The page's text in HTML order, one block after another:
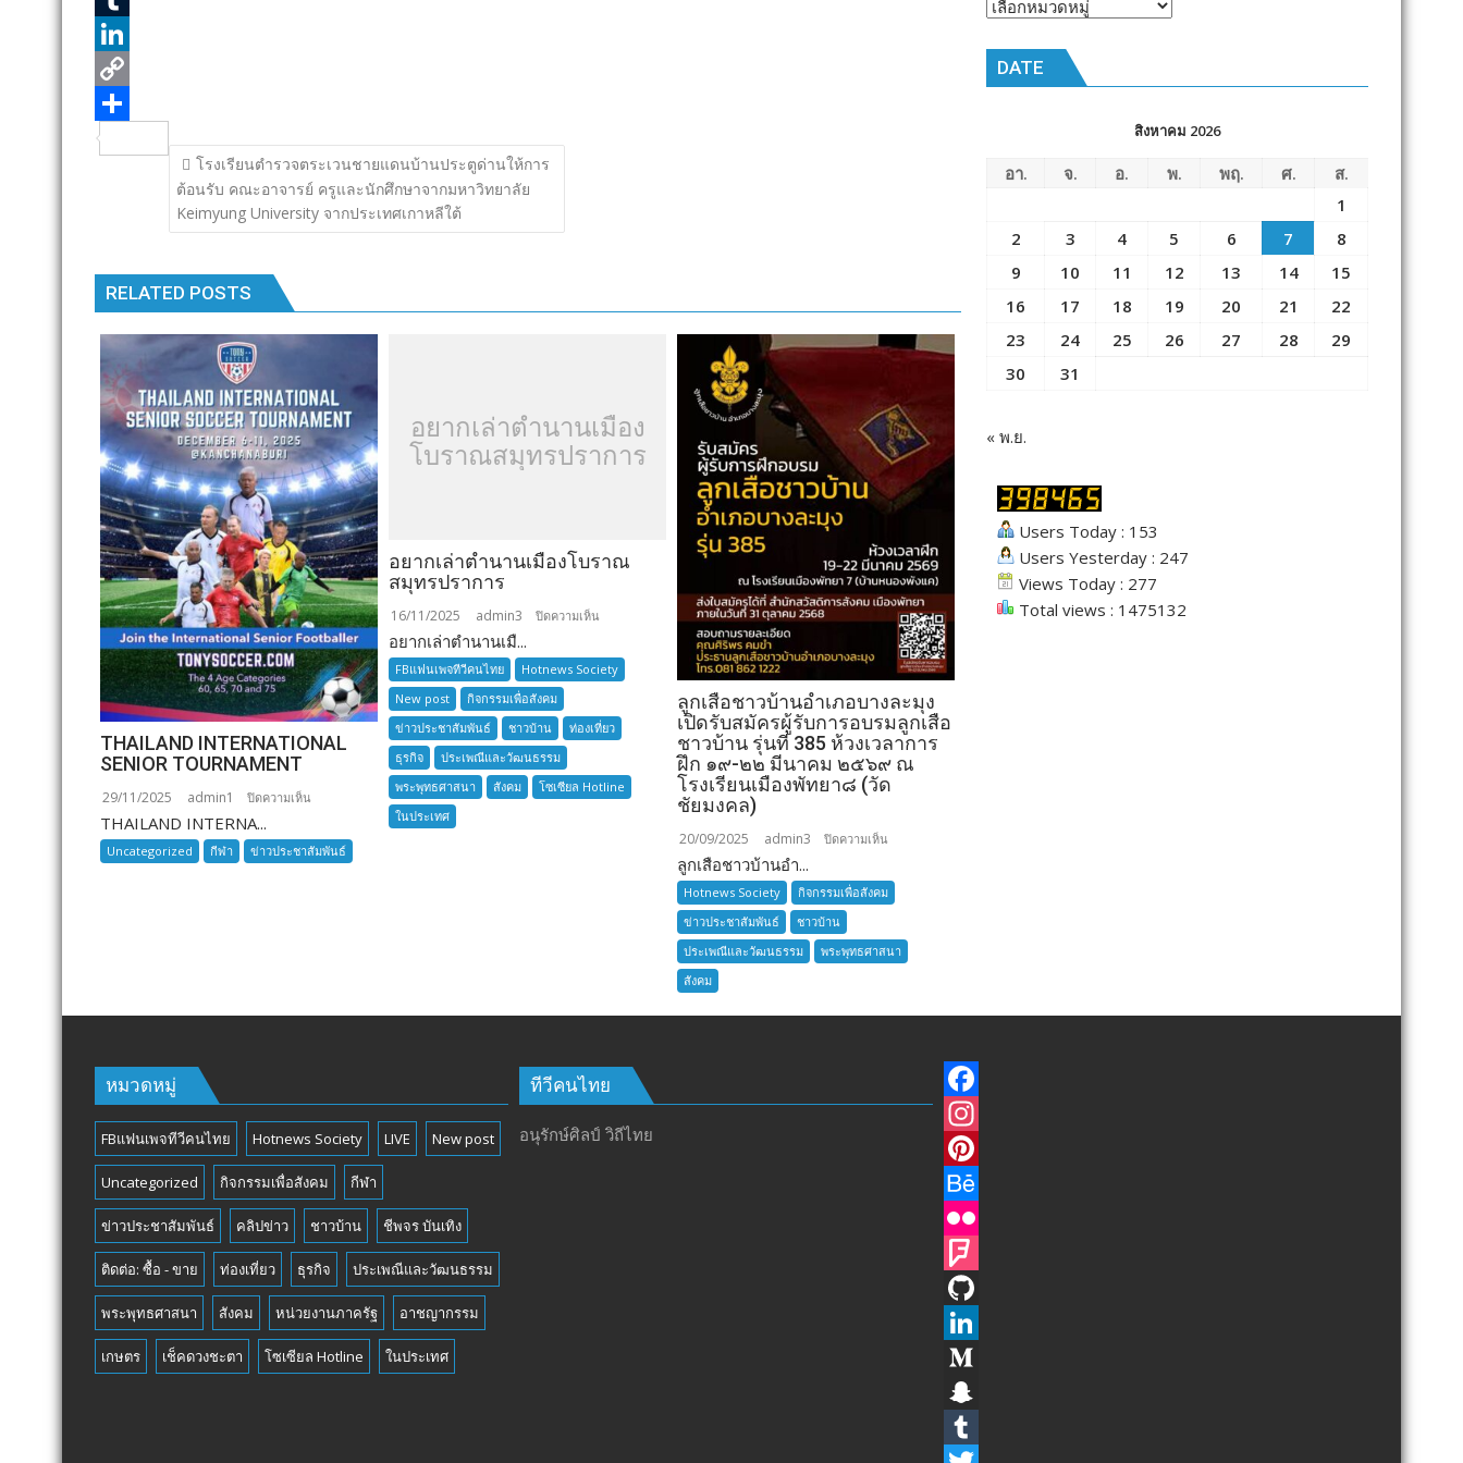
nne
b
o
o
t
e
n
e
T
u
m
b
L
n
I
n
C
o
i
n
k
e
แนะแนว
เรื่อง
โรงเรียนตำรวจตระเวนชายแดนบ้านประตูด่านให้การ
ต้อนรับ คณะอาจารย์ ครูและนักศึกษาจากมหาวิทยาลัย
Keimyung University จากประเทศเกาหลีใต้
RELATED POSTS
THAILAND INTERNATIONAL
SENIOR TOURNAMENT
29/11/2025 admin1 ปิดความเห็น
INTERNATIONAL
SENIOR
THAILAND INTERNA...
Uncategorized กีฬา ข่าวประชาสัมพันธ์
อยากเล่าตำนานเมือง
โบราณสมุทรปราการ
อยากเล่าตำนานเมืองโบราณ
สมุทรปราการ
16/11/2025 admin3 ปิดความเห็น
เล่า
ตำนาน
โบราณ
อยากเล่าตำนานเมื...
FBแฟนเพจทีวีคนไทย
Hotnews Society
New post
กิจกรรมเพื่อสังคม
ข่าวประชาสัมพันธ์
ชาวบ้าน
ท่องเที่ยว
ธุรกิจ
ประเพณีและวัฒนธรรม
พระพุทธศาสนา
สังคม
โซเซียล Hotline
ในประเทศ
ลูกเสือชาวบ้านอำเภอบางละมุง
เปิดรับสมัครผู้รับการอบรมลูกเสือ
ชาวบ้าน รุ่นที่ 385 ห้วงเวลาการ
ฝึก ๑๙-๒๒ มีนาคม ๒๕๖๙ ณ
โรงเรียนเมืองพัทยา๘ (วัด
ชัยมงคล)
20/09/2025 admin3 ปิดความเห็น
เสือ
ชาว
อำเภอ
การ
ลูกเสือชาวบ้านอำ...
Hotnews Society
กิจกรรมเพื่อสังคม
ข่าวประชาสัมพันธ์
ชาวบ้าน
ประเพณีและวัฒนธรรม
พระพุทธศาสนา
สังคม
DATE
สิงหาคม 2026
อา. จ. อ. พ. พฤ. ศ.
ส.
1
2
3 4 5 6 7
8
9
10 11 12 13 14
15
16
17 18 19 20 21
22
23
24 25 26 27 28
29
30
31
« พ.ย.
Users Today : 153
Users Yesterday : 247
Views Today : 277
Total views : 1475132
หมวดหมู่
FBแฟนเพจทีวีคนไทย Hotnews Society LIVE New post
Uncategorized กิจกรรมเพื่อสังคม กีฬา
ข่าวประชาสัมพันธ์ คลิปข่าว ชาวบ้าน ชีพจร บันเทิง
ติดต่อ: ซื้อ - ขาย ท่องเที่ยว ธุรกิจ ประเพณีและวัฒนธรรม
พระพุทธศาสนา สังคม หน่วยงานภาครัฐ อาชญากรรม
เกษตร เช็คดวงชะตา โซเซียล Hotline ในประเทศ
ทีวีคนไทย
อนุรักษ์ศิลป์ วิถีไทย
F
a
c
e
o
o
k
I
n
s
a
g
a
m
P
t
e
e
B
h
a
n
c
c
k
F
o
u
r
G
t
H
L
M